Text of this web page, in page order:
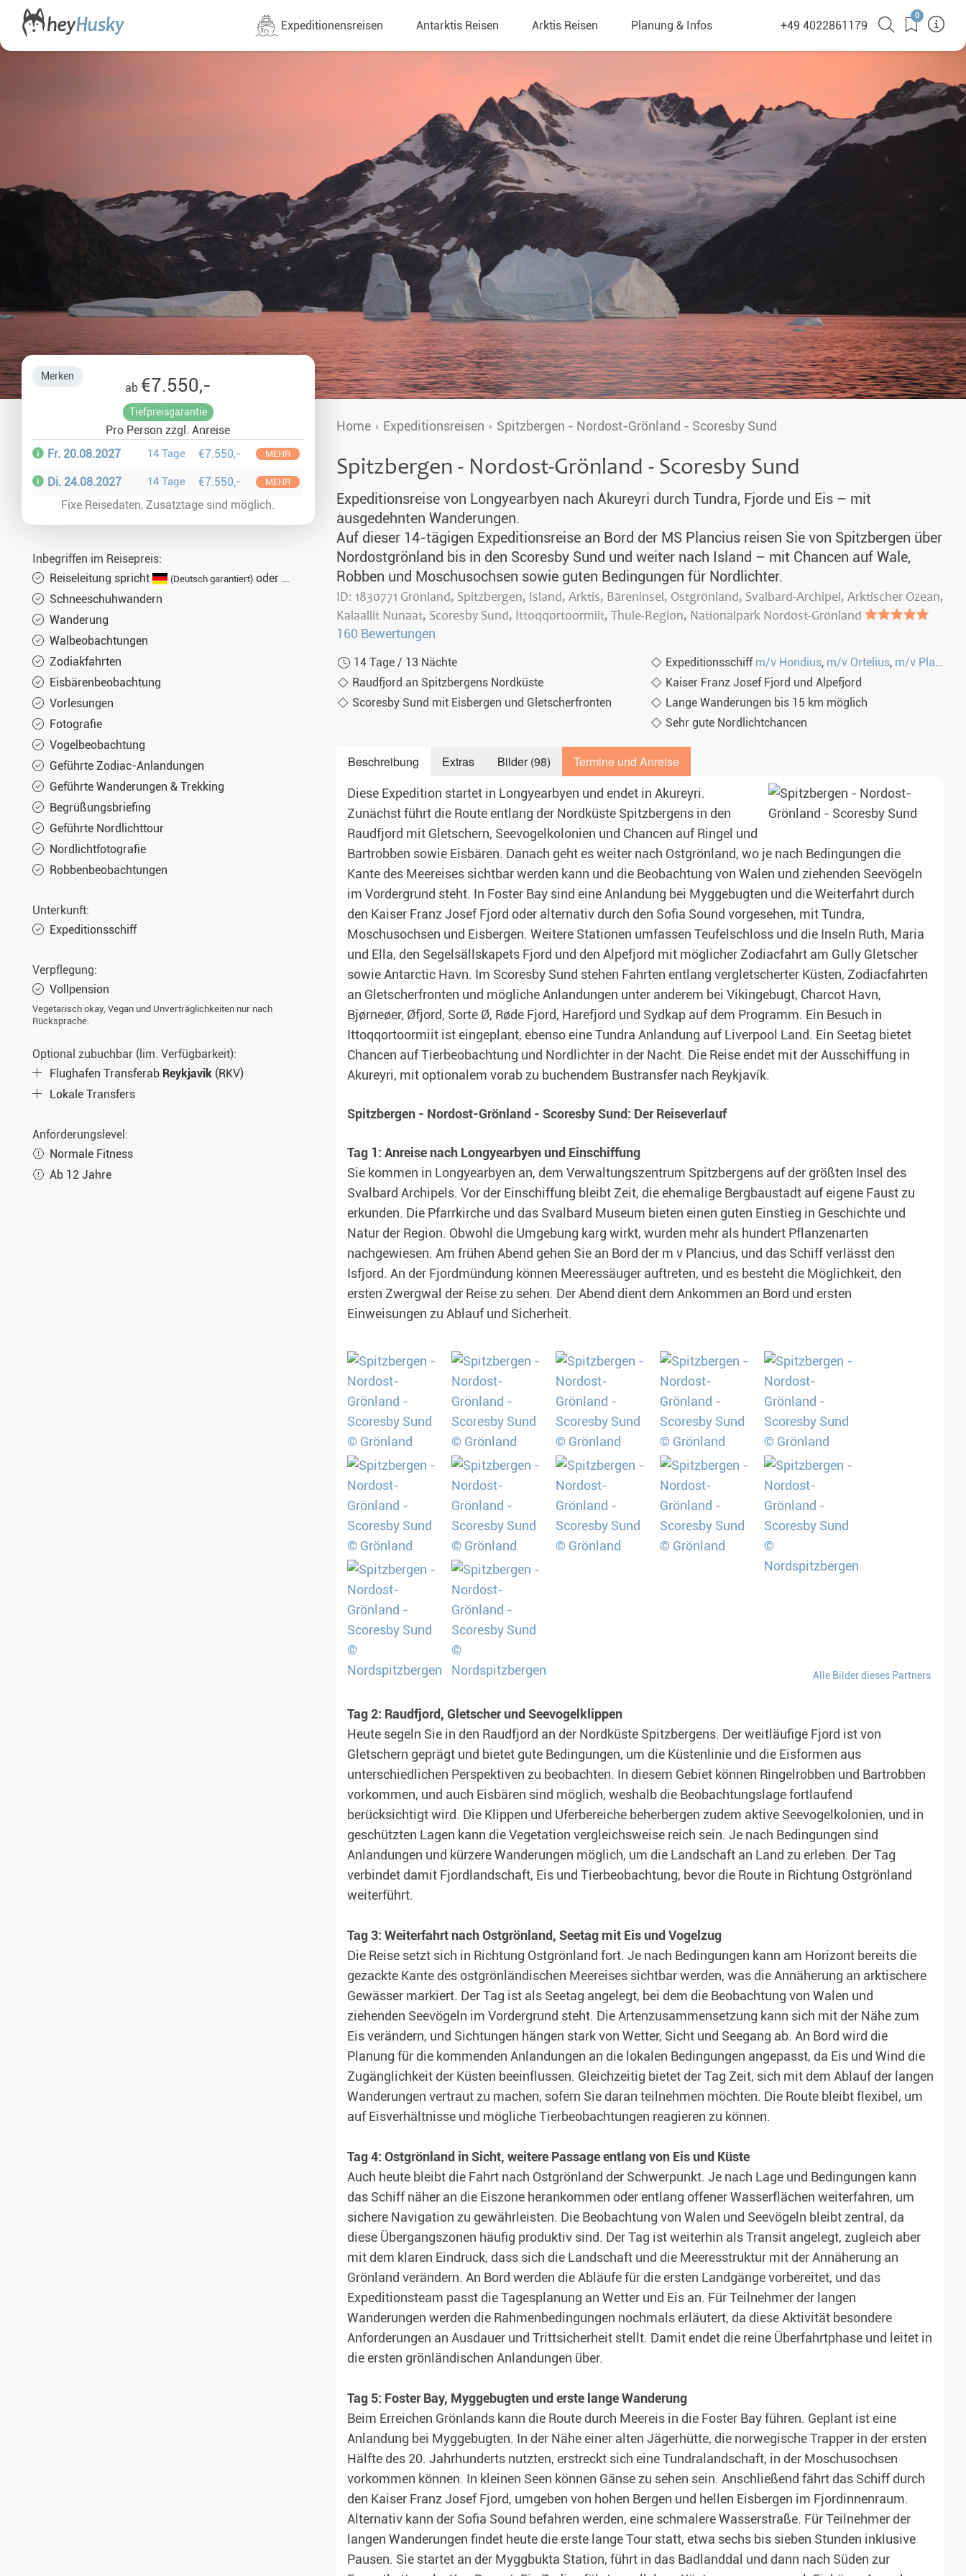
Expeditionensreisen Antarktis Reisen Arktis Reisen Planung & Infos
Expeditionsschiffe
Angebote
+49 4022861179
0
Merken
ab €7.550,-
Tiefpreisgarantie
Pro Person zzgl. Anreise
Fr. 20.08.2027
14 Tage €7.550,- MEHR
Di. 24.08.2027 14 Tage €7.550,- MEHR
Fixe Reisedaten, Zusatztage sind möglich.
Inbegriffen im Reisepreis:
Reiseleitung spricht
(Deutsch garantiert) oder (Englisch garantiert)
Schneeschuhwandern
Wanderung
Walbeobachtungen
Zodiakfahrten
Eisbärenbeobachtung
Vorlesungen
Fotografie
Vogelbeobachtung
Geführte Zodiac-Anlandungen
Geführte Wanderungen & Trekking
Begrüßungsbriefing
Geführte Nordlichttour
Nordlichtfotografie
Robbenbeobachtungen
Unterkunft:
Expeditionsschiff
Verpflegung:
Vollpension
Vegetarisch okay, Vegan und Unverträglichkeiten nur nach
Rücksprache.
Optional zubuchbar (lim. Verfügbarkeit):
Flughafen Transferab Reykjavik (RKV)
Lokale Transfers
Anforderungslevel:
Normale Fitness
Ab 12 Jahre
Home Expeditionsreisen Spitzbergen - Nordost-Grönland - Scoresby Sund
Spitzbergen - Nordost-Grönland - Scoresby Sund
Expeditionsreise von Longyearbyen nach Akureyri durch Tundra, Fjorde und Eis – mit
ausgedehnten Wanderungen.
Auf dieser 14-tägigen Expeditionsreise an Bord der MS Plancius reisen Sie von Spitzbergen über
Nordostgrönland bis in den Scoresby Sund und weiter nach Island – mit Chancen auf Wale,
Robben und Moschusochsen sowie guten Bedingungen für Nordlichter.
ID: 1830771 Grönland, Spitzbergen, Island, Arktis, Bäreninsel, Ostgrönland, Svalbard-Archipel, Arktischer Ozean,
Kalaallit Nunaat, Scoresby Sund, Ittoqqortoormiit, Thule-Region, Nationalpark Nordost-Grönland ●●●●●
160 Bewertungen
14 Tage / 13 Nächte Expeditionsschiff m/v Hondius, m/v Ortelius, m/v Plancius
Raudfjord an Spitzbergens Nordküste
Kaiser Franz Josef Fjord und Alpefjord
Scoresby Sund mit Eisbergen und Gletscherfronten
Lange Wanderungen bis 15 km möglich
Sehr gute Nordlichtchancen
Beschreibung Extras Bilder (98) Termine und Anreise
Diese Expedition startet in Longyearbyen und endet in Akureyri.
Zunächst führt die Route entlang der Nordküste Spitzbergens in den
Raudfjord mit Gletschern, Seevogelkolonien und Chancen auf Ringel und
Bartrobben sowie Eisbären. Danach geht es weiter nach Ostgrönland, wo je nach Bedingungen die
Kante des Meereises sichtbar werden kann und die Beobachtung von Walen und ziehenden Seevögeln
im Vordergrund steht. In Foster Bay sind eine Anlandung bei Myggebugten und die Weiterfahrt durch
den Kaiser Franz Josef Fjord oder alternativ durch den Sofia Sound vorgesehen, mit Tundra,
Moschusochsen und Eisbergen. Weitere Stationen umfassen Teufelschloss und die Inseln Ruth, Maria
und Ella, den Segelsällskapets Fjord und den Alpefjord mit möglicher Zodiacfahrt am Gully Gletscher
sowie Antarctic Havn. Im Scoresby Sund stehen Fahrten entlang vergletscherter Küsten, Zodiacfahrten
an Gletscherfronten und mögliche Anlandungen unter anderem bei Vikingebugt, Charcot Havn,
Bjørneøer, Øfjord, Sorte Ø, Røde Fjord, Harefjord und Sydkap auf dem Programm. Ein Besuch in
Ittoqqortoormiit ist eingeplant, ebenso eine Tundra Anlandung auf Liverpool Land. Ein Seetag bietet
Chancen auf Tierbeobachtung und Nordlichter in der Nacht. Die Reise endet mit der Ausschiffung in
Akureyri, mit optionalem vorab zu buchendem Bustransfer nach Reykjavík.
Spitzbergen - Nordost-Grönland - Scoresby Sund: Der Reiseverlauf
Tag 1: Anreise nach Longyearbyen und Einschiffung
Sie kommen in Longyearbyen an, dem Verwaltungszentrum Spitzbergens auf der größten Insel des
Svalbard Archipels. Vor der Einschiffung bleibt Zeit, die ehemalige Bergbaustadt auf eigene Faust zu
erkunden. Die Pfarrkirche und das Svalbard Museum bieten einen guten Einstieg in Geschichte und
Natur der Region. Obwohl die Umgebung karg wirkt, wurden mehr als hundert Pflanzenarten
nachgewiesen. Am frühen Abend gehen Sie an Bord der m v Plancius, und das Schiff verlässt den
Isfjord. An der Fjordmündung können Meeressäuger auftreten, und es besteht die Möglichkeit, den
ersten Zwergwal der Reise zu sehen. Der Abend dient dem Ankommen an Bord und ersten
Einweisungen zu Ablauf und Sicherheit.
Alle Bilder dieses Partners
Tag 2: Raudfjord, Gletscher und Seevogelklippen
Heute segeln Sie in den Raudfjord an der Nordküste Spitzbergens. Der weitläufige Fjord ist von
Gletschern geprägt und bietet gute Bedingungen, um die Küstenlinie und die Eisformen aus
unterschiedlichen Perspektiven zu beobachten. In diesem Gebiet können Ringelrobben und Bartrobben
vorkommen, und auch Eisbären sind möglich, weshalb die Beobachtungslage fortlaufend
berücksichtigt wird. Die Klippen und Uferbereiche beherbergen zudem aktive Seevogelkolonien, und in
geschützten Lagen kann die Vegetation vergleichsweise reich sein. Je nach Bedingungen sind
Anlandungen und kürzere Wanderungen möglich, um die Landschaft an Land zu erleben. Der Tag
verbindet damit Fjordlandschaft, Eis und Tierbeobachtung, bevor die Route in Richtung Ostgrönland
weiterführt.
Tag 3: Weiterfahrt nach Ostgrönland, Seetag mit Eis und Vogelzug
Die Reise setzt sich in Richtung Ostgrönland fort. Je nach Bedingungen kann am Horizont bereits die
gezackte Kante des ostgrönländischen Meereises sichtbar werden, was die Annäherung an arktischere
Gewässer markiert. Der Tag ist als Seetag angelegt, bei dem die Beobachtung von Walen und
ziehenden Seevögeln im Vordergrund steht. Die Artenzusammensetzung kann sich mit der Nähe zum
Eis verändern, und Sichtungen hängen stark von Wetter, Sicht und Seegang ab. An Bord wird die
Planung für die kommenden Anlandungen an die lokalen Bedingungen angepasst, da Eis und Wind die
Zugänglichkeit der Küsten beeinflussen. Gleichzeitig bietet der Tag Zeit, sich mit dem Ablauf der langen
Wanderungen vertraut zu machen, sofern Sie daran teilnehmen möchten. Die Route bleibt flexibel, um
auf Eisverhältnisse und mögliche Tierbeobachtungen reagieren zu können.
Tag 4: Ostgrönland in Sicht, weitere Passage entlang von Eis und Küste
Auch heute bleibt die Fahrt nach Ostgrönland der Schwerpunkt. Je nach Lage und Bedingungen kann
das Schiff näher an die Eiszone herankommen oder entlang offener Wasserflächen weiterfahren, um
sichere Navigation zu gewährleisten. Die Beobachtung von Walen und Seevögeln bleibt zentral, da
diese Übergangszonen häufig produktiv sind. Der Tag ist weiterhin als Transit angelegt, zugleich aber
mit dem klaren Eindruck, dass sich die Landschaft und die Meeresstruktur mit der Annäherung an
Grönland verändern. An Bord werden die Abläufe für die ersten Landgänge vorbereitet, und das
Expeditionsteam passt die Tagesplanung an Wetter und Eis an. Für Teilnehmer der langen
Wanderungen werden die Rahmenbedingungen nochmals erläutert, da diese Aktivität besondere
Anforderungen an Ausdauer und Trittsicherheit stellt. Damit endet die reine Überfahrtphase und leitet in
die ersten grönländischen Anlandungen über.
Tag 5: Foster Bay, Myggebugten und erste lange Wanderung
Beim Erreichen Grönlands kann die Route durch Meereis in die Foster Bay führen. Geplant ist eine
Anlandung bei Myggebugten. In der Nähe einer alten Jägerhütte, die norwegische Trapper in der ersten
Hälfte des 20. Jahrhunderts nutzten, erstreckt sich eine Tundralandschaft, in der Moschusochsen
vorkommen können. In kleinen Seen können Gänse zu sehen sein. Anschließend fährt das Schiff durch
den Kaiser Franz Josef Fjord, umgeben von hohen Bergen und hellen Eisbergen im Fjordinnenraum.
Alternativ kann der Sofia Sound befahren werden, eine schmalere Wasserstraße. Für Teilnehmer der
langen Wanderungen findet heute die erste lange Tour statt, etwa sechs bis sieben Stunden inklusive
Pausen. Sie startet an der Myggbukta Station, führt in das Badlanddal und dann nach Süden zur